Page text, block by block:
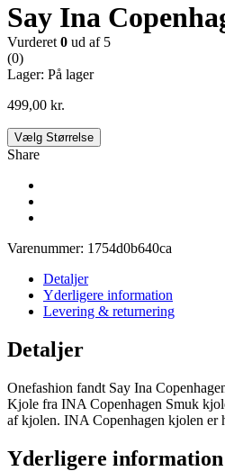
Say Ina
Vurderet 0 ud af 5
(0)
Lager: På lager
499,00 kr.
Vælg Størrelse
Share
Varenummer: 1754d0b640ca
Detaljer
Yderligere information
Levering & returnering
Detaljer
Onefashion fandt Say Ina
Kjole fra INA Copenhagen Smuk
af kjolen. INA Copenhagen kjolen
Yderligere information